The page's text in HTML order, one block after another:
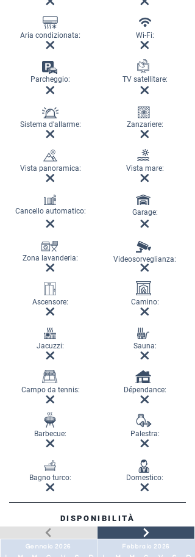
Aria condizionata:
Parcheggio:
Sistema d'allarme:
Vista panoramica:
Cancello automatico:
Zona lavanderia:
Ascensore:
Jacuzzi:
Campo da tennis:
Barbecue:
Bagno turco:
Wi-Fi:
TV satellitare:
Zanzariere:
Vista mare:
Garage:
Videosorveglianza:
Camino:
Sauna:
Dépendance:
Palestra:
Domestico:
DISPONIBILITÀ
Gennaio 2026 Febbraio 2026